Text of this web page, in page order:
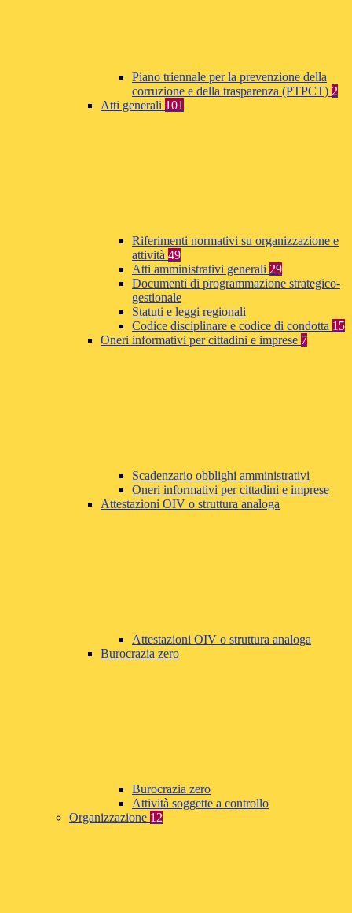
Piano triennale per la prevenzione della
corruzione e della trasparenza (PTPCT) 2
Atti generali 101
Riferimenti normativi su organizzazione e
attività 49
Atti amministrativi generali 29
Documenti di programmazione strategico-
gestionale
Statuti e leggi regionali
Codice disciplinare e codice di condotta 15
Oneri informativi per cittadini e imprese 7
Scadenzario obblighi amministrativi
Oneri informativi per cittadini e imprese
Attestazioni OIV o struttura analoga
Attestazioni OIV o struttura analoga
Burocrazia zero
Burocrazia zero
Attività soggette a controllo
Organizzazione 12